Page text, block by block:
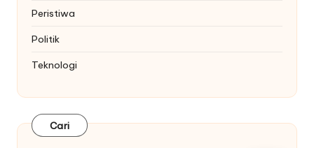
Peristiwa
Politik
Teknologi
Cari